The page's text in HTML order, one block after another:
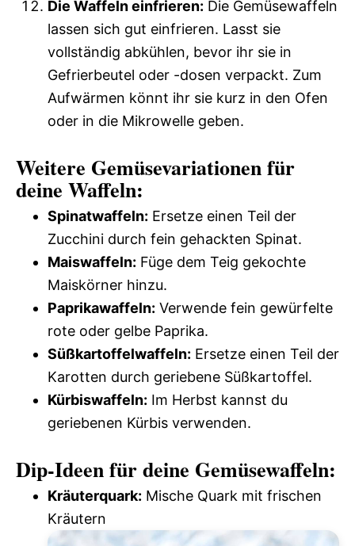
Die Waffeln einfrieren: Die Gemüsewaffeln
lassen sich gut einfrieren. Lasst sie
vollständig abkühlen, bevor ihr sie in
Gefrierbeutel oder -dosen verpackt. Zum
Aufwärmen könnt ihr sie kurz in den Ofen
oder in die Mikrowelle geben.
Weitere Gemüsevariationen für
deine Waffeln:
Spinatwaffeln: Ersetze einen Teil der
Zucchini durch fein gehackten Spinat.
Maiswaffeln: Füge dem Teig gekochte
Maiskörner hinzu.
Paprikawaffeln: Verwende fein gewürfelte
rote oder gelbe Paprika.
Süßkartoffelwaffeln: Ersetze einen Teil der
Karotten durch geriebene Süßkartoffel.
Kürbiswaffeln: Im Herbst kannst du
geriebenen Kürbis verwenden.
Dip-Ideen für deine Gemüsewaffeln:
Kräuterquark: Mische Quark mit frischen
Kräutern